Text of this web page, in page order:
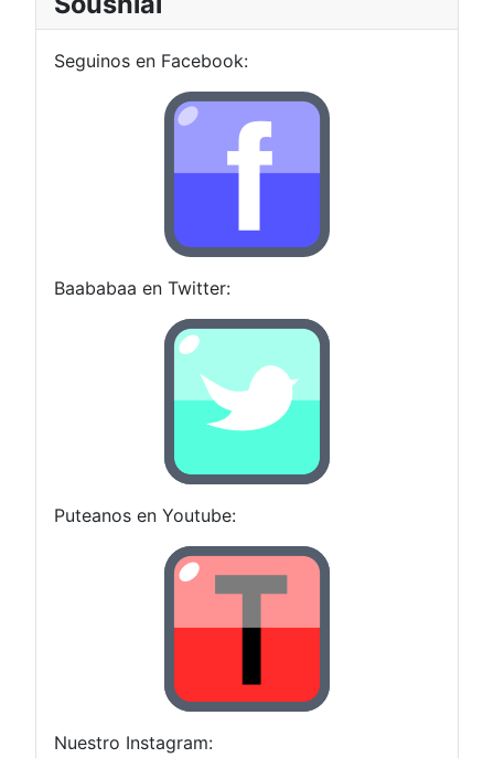
Seguinos en Facebook:
Baababaa en Twitter:
Puteanos en Youtube:
Nuestro Instagram: